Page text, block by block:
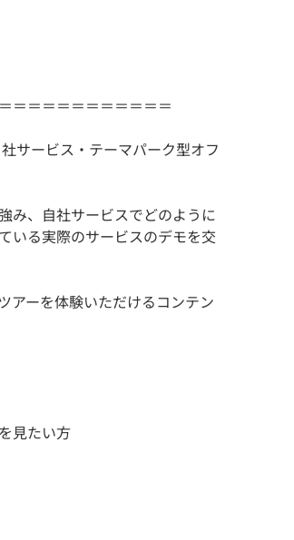
＝＝＝＝＝＝＝＝＝＝＝
サービス・テーマパーク型オフ
み、自社サービスでどのように
いる実際のサービスのデモを交
アーを体験いただけるコンテン
見たい方